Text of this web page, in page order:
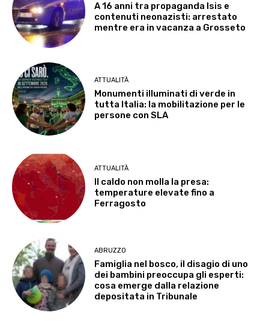
A 16 anni tra propaganda Isis e
contenuti neonazisti: arrestato
mentre era in vacanza a Grosseto
ATTUALITÀ
Monumenti illuminati di verde in
tutta Italia: la mobilitazione per le
persone con SLA
ATTUALITÀ
Il caldo non molla la presa:
temperature elevate fino a
Ferragosto
ABRUZZO
Famiglia nel bosco, il disagio di uno
dei bambini preoccupa gli esperti:
cosa emerge dalla relazione
depositata in Tribunale